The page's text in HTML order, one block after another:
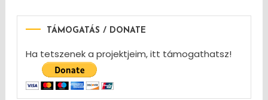
TÁMOGATÁS / DONATE
Ha tetszenek a projektjeim, itt támogathatsz!